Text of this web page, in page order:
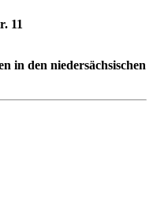
11
in den niedersächsischen